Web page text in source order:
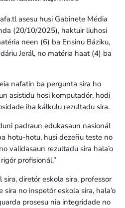
asesu husi Gabinete Média
(20/10/2025), haktuir liuhosi
neen (6) ba Ensinu Báziku,
Jerál, no matéria haat (4) ba
nafatin ba pergunta sira ho
asistidu hosi komputadór, hodi
iha kálkulu rezultadu sira.
padraun edukasaun nasionál
hotu-hotu, husi dezeñu teste no
validasaun rezultadu sira hala’o
profisionál.”
diretór eskola sira, professor
no inspetór eskola sira, hala’o
prosesu nia integridade no